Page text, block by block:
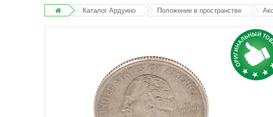
Каталог Ардуино Положение в пространстве